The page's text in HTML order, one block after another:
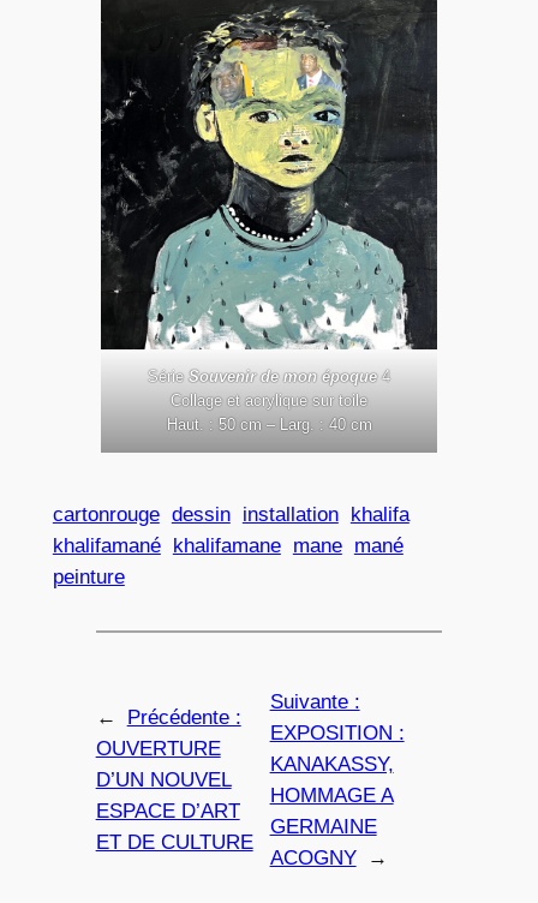
SérieSouvenir de mon époque4
Collage et acrylique sur toile
Haut. : 50 cm – Larg. : 40 cm
cartonrouge dessin installation
khalifa
khalifamané
khalifamane mane mané
peinture
←
Précédente :
OUVERTURE
D’UN NOUVEL
ESPACE D’ART
ET DE CULTURE
Suivante :
EXPOSITION :
KANAKASSY,
HOMMAGE A
GERMAINE
ACOGNY
→